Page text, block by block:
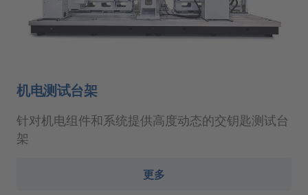
机电测试台架
针对机电组件和系统提供高度动态的交钥匙测试台
架
更多